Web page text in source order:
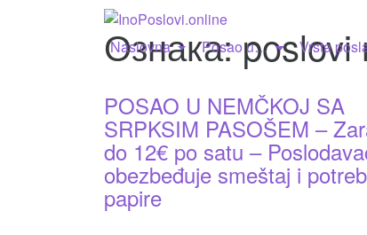
Naslovna Posao u… Vrsta
Ознака:poslovi
POSAO U NEMČKOJ SA
SRPKSIM PASOŠEM –
do 12€ po satu –
obezbeđuje smeštaj i
papire